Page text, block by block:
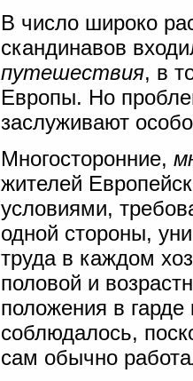
В число широко
скандинавов
путешествия, в
Европы. Но
заслуживают
Многосторонние,
жителей
условиями,
одной стороны,
труда в каждом
половой и
положения в гарде
соблюдалось,
сам обычно